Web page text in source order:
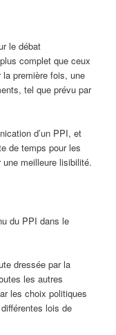
le débat
complet que ceux
première fois, une
tel que prévu par
d’un PPI, et
de temps pour les
une meilleure lisibilité.
du PPI dans le
dressée par la
les autres
les choix politiques
lois de